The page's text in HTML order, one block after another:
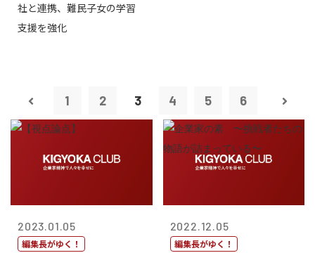
社と連携、難民子女の学習
支援を強化
1 2 3 4 5 6
2023.01.05
編集長がゆく！
2022.12.05
編集長がゆく！